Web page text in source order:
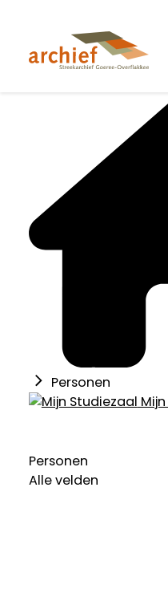
naar
Personen
Personen
Alle velden